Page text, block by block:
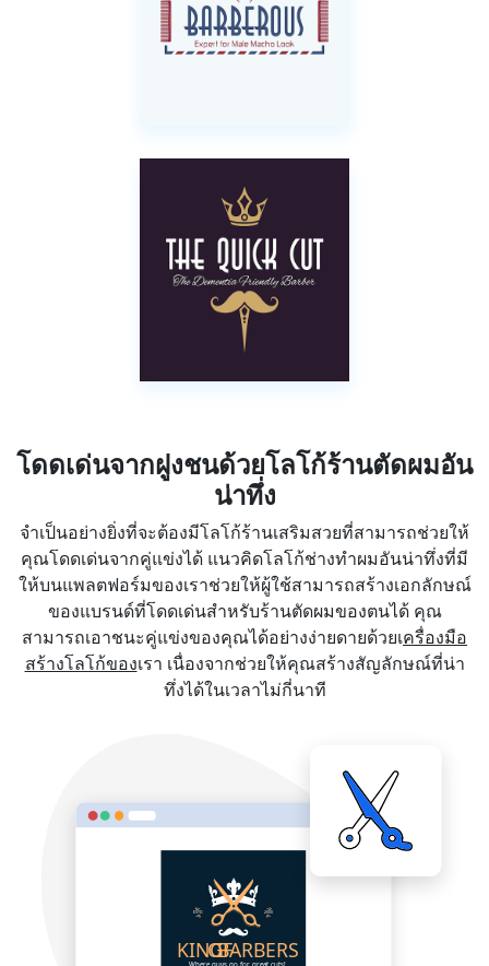
โดดเด่นจากฝูงชนด้วยโลโก้ร้านตัดผมอัน
น่าทึ่ง
จำเป็นอย่างยิ่งที่จะต้องมีโลโก้ร้านเสริมสวยที่สามารถช่วยให้
คุณโดดเด่นจากคู่แข่งได้ แนวคิดโลโก้ช่างทำผมอันน่าทึ่งที่มี
ให้บนแพลตฟอร์มของเราช่วยให้ผู้ใช้สามารถสร้างเอกลักษณ์
ของแบรนด์ที่โดดเด่นสำหรับร้านตัดผมของตนได้ คุณ
สามารถเอาชนะคู่แข่งของคุณได้อย่างง่ายดายด้วยเครื่องมือ
สร้างโลโก้ของเรา เนื่องจากช่วยให้คุณสร้างสัญลักษณ์ที่น่า
ทึ่งได้ในเวลาไม่กี่นาที